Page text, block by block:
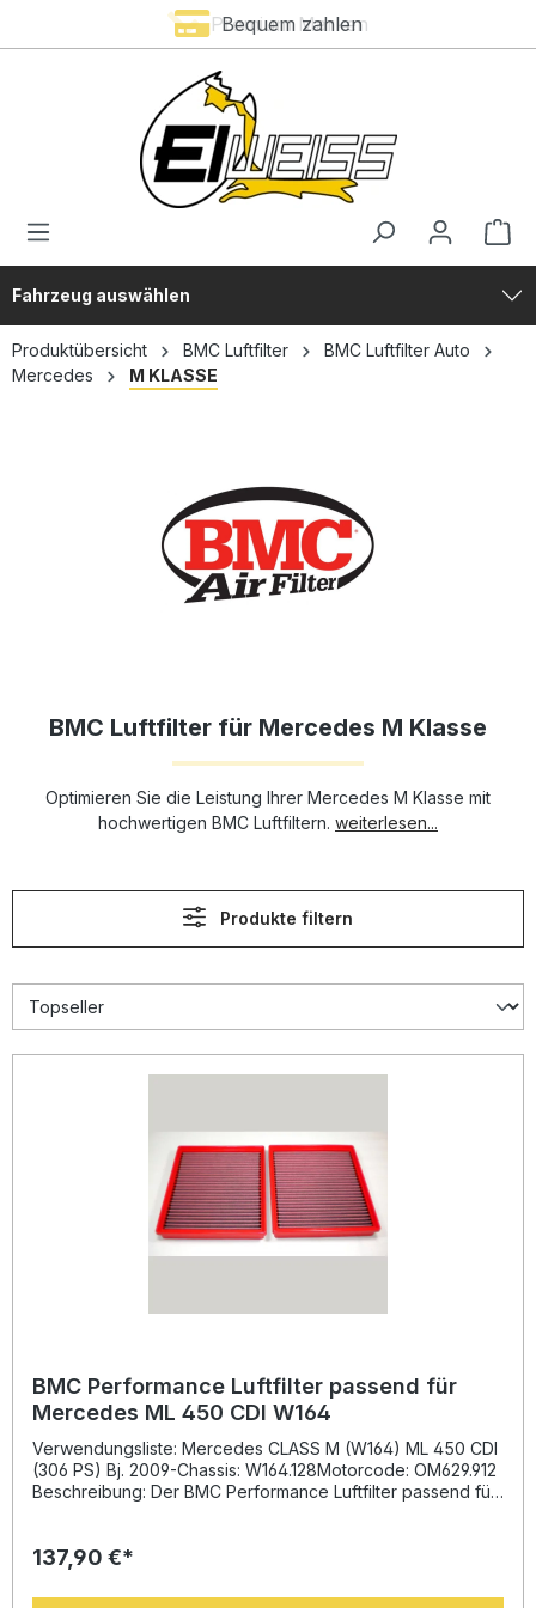
Premium Marken
Bequem zahlen
Fahrzeug auswählen
Produktübersicht BMC Luftfilter
BMC Luftfilter Auto
Mercedes
M KLASSE
BMC Luftfilter für Mercedes M Klasse
Optimieren Sie die Leistung Ihrer Mercedes M Klasse mit
hochwertigen BMC Luftfiltern. weiterlesen...
Produkte filtern
BMC Performance Luftfilter passend für
Mercedes ML 450 CDI W164
Verwendungsliste: Mercedes CLASS M (W164) ML 450 CDI
(306 PS) Bj. 2009-Chassis: W164.128Motorcode: OM629.912
Beschreibung: Der BMC Performance Luftfilter passend für
gleichzeitig eine optimale Filterwirkung zu gewährleisten. Er
hochwertiges Baumwollfilterelement, das mehrfach
137,90 €*